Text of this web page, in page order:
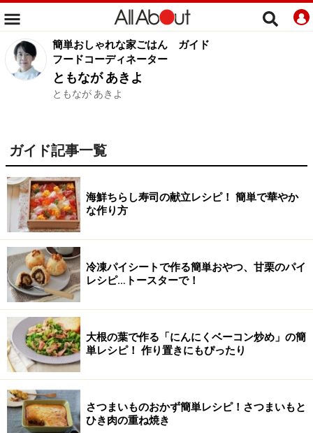
簡単おしゃれな家ごはん
ガイド
フードコーディネーター
ともなが あきよ
ともなが あきよ
ガイド記事一覧
海鮮ちらし寿司の献立レシピ！ 簡単で華やか
な作り方
冷凍パイシートで作る簡単おやつ、甘栗のパイ
レシピ…トースターで！
大根の葉で作る「にんにくベーコン炒め」の簡
単レシピ！ 作り置きにもぴったり
さつまいものおかず簡単レシピ！さつまいもと
ひき肉の重ね焼き